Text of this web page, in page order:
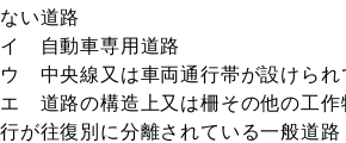
ない道路
イ 自動車専用道路
ウ 中央線又は車両通行帯が設けられ
エ 道路の構造上又は柵その他の工作
行が往復別に分離されている一般道路